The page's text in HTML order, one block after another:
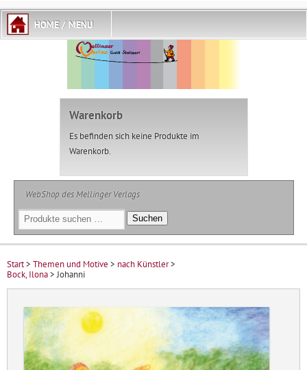
Warenkorb
Es befinden sich keine Produkte im
Warenkorb.
WebShop des Mellinger Verlags
Suchen
nach:
Suchen
Start> Themen und Motive > nach Künstler>
Bock, Ilona> Johanni